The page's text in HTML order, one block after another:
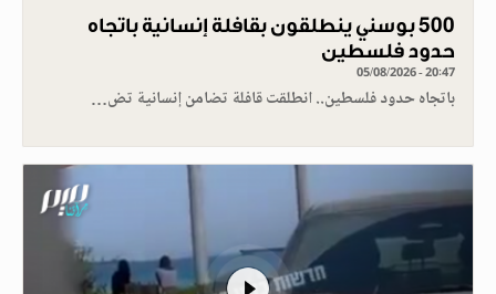
500 بوسني ينطلقون بقافلة إنسانية باتجاه
حدود فلسطين
05/08/2026 - 20:47
باتجاه حدود فلسطين.. انطلقت قافلة تضامن إنسانية تض…